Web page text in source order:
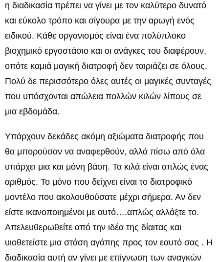
η διαδικασία πρέπει να γίνει με τον καλύτερο δυνατό
και εύκολο τρόπο και σίγουρα με την αρωγή ενός
ειδικού. Κάθε οργανισμός είναι ένα πολύπλοκο
βιοχημικό εργοστάσιο και οι ανάγκες του διαφέρουν,
οπότε καμιά μαγική διατροφή δεν ταιριάζει σε όλους.
Πολύ δε περισσότερο όλες αυτές οι μαγικές συνταγές
που υπόσχονται απώλεια πολλών κιλών λίπους σε
μια εβδομάδα.
Υπάρχουν δεκάδες ακόμη αξιώματα διατροφής που
θα μπορούσαν να αναφερθούν, αλλά πίσω από όλα
υπάρχει μια και μόνη βάση. Τα κιλά είναι απλώς ένας
αριθμός. Το μόνο που δείχνει είναι το διατροφικό
μοντέλο που ακολουθούσατε μέχρι σήμερα. Αν δεν
είστε ικανοποιημένοι με αυτό….απλώς αλλάξτε το.
Απελευθερωθείτε από την ιδέα της δίαιτας και
υιοθετείστε μια στάση αγάπης προς τον εαυτό σας . Η
διαδικασία αυτή αν γίνει με επίγνωση των αναγκών